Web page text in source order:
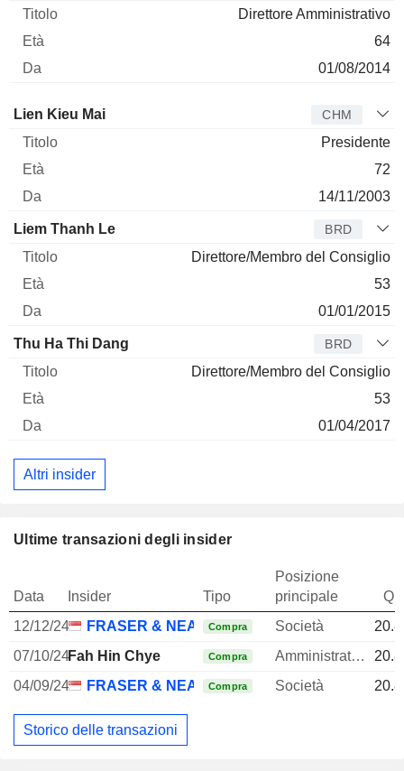
Direttore Amministrativo
64
01/08/2014
Amministratore
Lien Kieu Mai CHM
Presidente
72
14/11/2003
Liem Thanh Le BRD
Direttore/Membro del Consiglio
53
01/01/2015
Thu Ha Thi Dang BRD
Direttore/Membro del Consiglio
53
01/04/2017
Altri insider
Ultime transazioni degli insider
Data Insider Tipo
Posizione
principale
12/12/24
FRASER & NEAVE LTD.
Compra Società
07/10/24Fah Hin Chye Compra Amministratore
04/09/24
FRASER & NEAVE LTD.
Compra Società
Storico delle transazioni